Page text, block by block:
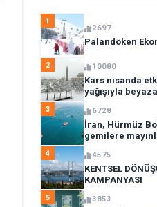
1
2697
Palandöken
2 10080
Kars nisanda
yağışıyla
3 6728
İran, Hürmüz
gemilere
4 4575
KENTSEL
KAMPANYASI
5 3853